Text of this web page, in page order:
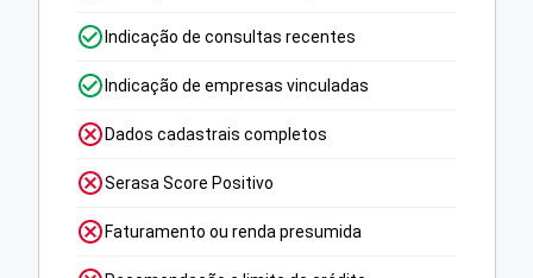
Indicação de consultas recentes
Indicação de empresas vinculadas
Dados cadastrais completos
Serasa Score Positivo
Faturamento ou renda presumida